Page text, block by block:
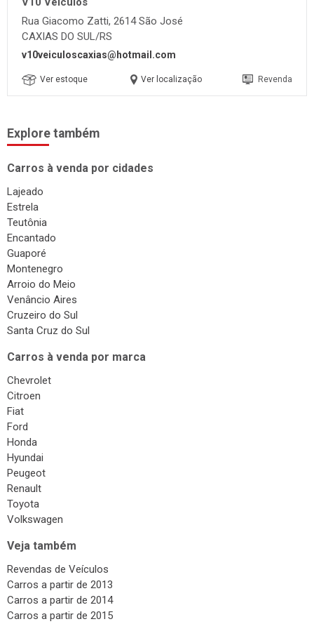
Rua Giacomo Zatti, 2614 São José
CAXIAS DO SUL/RS
v10veiculoscaxias@hotmail.com
Ver estoque Ver localização Revenda
Explore também
Carros à venda por cidades
Lajeado
Estrela
Teutônia
Encantado
Guaporé
Montenegro
Arroio do Meio
Venâncio Aires
Cruzeiro do Sul
Santa Cruz do Sul
Carros à venda por marca
Chevrolet
Citroen
Fiat
Ford
Honda
Hyundai
Peugeot
Renault
Toyota
Volkswagen
Veja também
Revendas de Veículos
Carros a partir de 2013
Carros a partir de 2014
Carros a partir de 2015